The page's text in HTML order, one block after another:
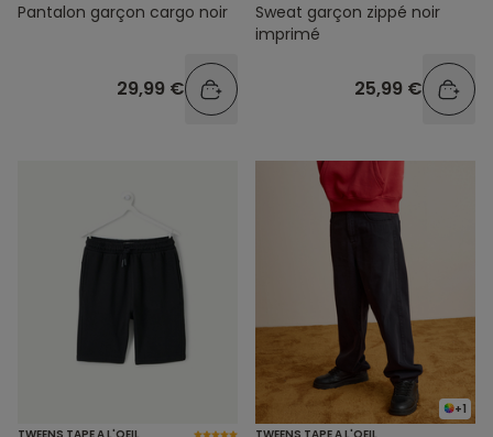
Pantalon garçon cargo noir
29,99 €
Sweat garçon zippé noir
imprimé
25,99 €
+1